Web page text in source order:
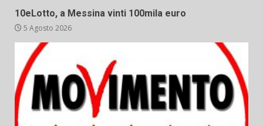
10eLotto, a Messina vinti 100mila euro
5 Agosto 2026